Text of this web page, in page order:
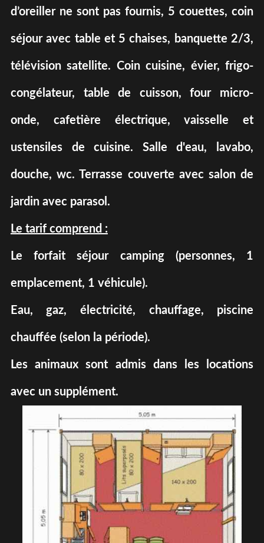
d’oreiller ne sont pas fournis, 5 couettes, coin
séjour avec table et 5 chaises, banquette 2/3,
télévision satellite. Coin cuisine, évier, frigo-
congélateur, table de cuisson, four micro-
onde, cafetière électrique, vaisselle et
ustensiles de cuisine. Salle d'eau, lavabo,
douche, wc. Terrasse couverte avec salon de
jardin avec parasol.
Le tarif comprend :
Le forfait séjour camping (personnes, 1
emplacement, 1 véhicule).
Eau, gaz, électricité, chauffage, piscine
chauffée (selon la période).
Les animaux sont admis dans les locations
avec un supplément.